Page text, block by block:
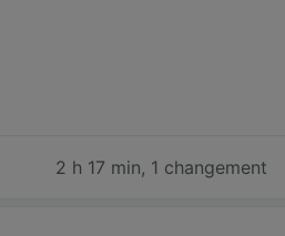
2 h 17 min, 1 changement